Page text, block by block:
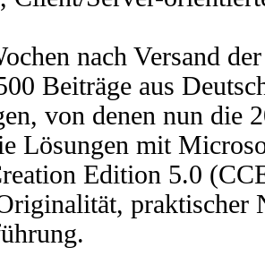
nach Versand
Beiträge aus
von denen nun die
Lösungen mit
Edition 5.0
praktischer